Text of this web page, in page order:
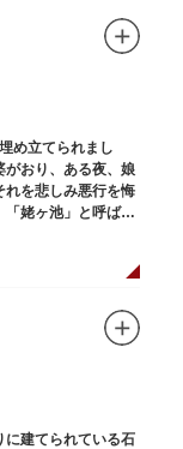
め立てられまし
がおり、ある夜、娘
れを悲しみ悪行を悔
姥ヶ池」と呼ばれ
に建てられている石